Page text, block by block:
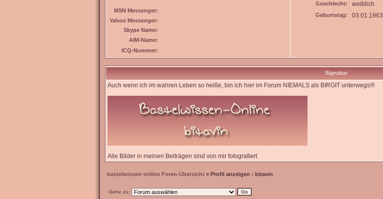
Geschlecht:
weiblich
Geburtstag: 03.01.1963
MSN Messenger:
Yahoo Messenger:
Skype Name:
AIM-Name:
ICQ-Nummer:
Signatur
Auch wenn ich im wahren Leben so heiße, bin ich hier im Forum NIEMALS als BIRGIT unterwegs!!!
Alle Bilder in meinen Beiträgen sind von mir fotografiert.
bastelwissen-online Foren-Übersicht » Profil anzeigen : bitavin
Gehe zu: